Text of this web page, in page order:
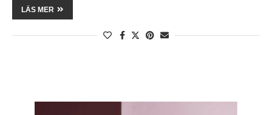
LÄS MER